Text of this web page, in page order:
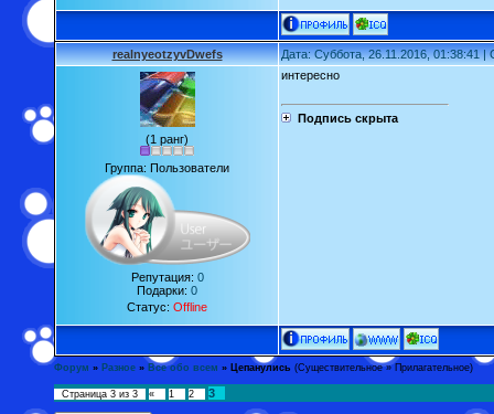
realnyeotzyvDwefs Дата: Суббота, 26.11.2016, 01:38:41
(1 ранг)
Группа: Пользователи
Репутация: 0
Подарки: 0
Статус: Offline
интересно
Подпись скрыта
Форум » Разное » Все обо всем » Цепанулись (Существительное » Прилагательное)
Страница 3 из 3 « 1 2 3